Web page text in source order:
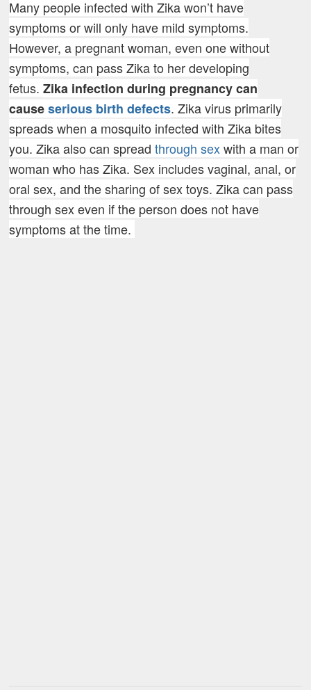
Many people infected with Zika won’t have
symptoms or will only have mild symptoms.
However, a pregnant woman, even one without
symptoms, can pass Zika to her developing
fetus.Zika infection during pregnancy can
causeserious birth defects. Zika virus primarily
spreads when a mosquito infected with Zika bites
you. Zika also can spreadthrough sexwith a man or
woman who has Zika. Sex includes vaginal, anal, or
oral sex, and the sharing of sex toys. Zika can pass
through sex even if the person does not have
symptoms at the time.